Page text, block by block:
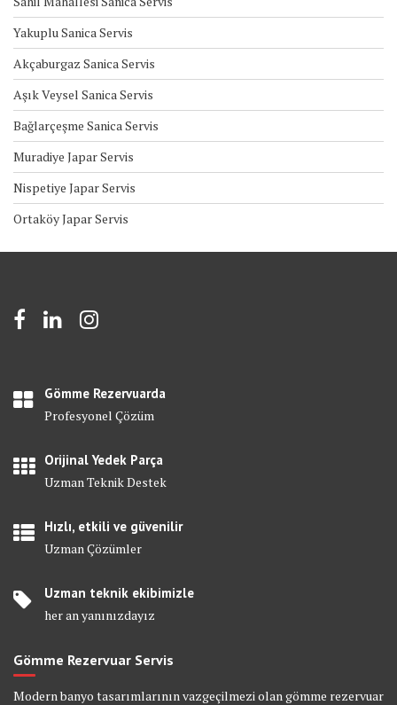
Yakuplu Sanica Servis
Akçaburgaz Sanica Servis
Aşık Veysel Sanica Servis
Bağlarçeşme Sanica Servis
Muradiye Japar Servis
Nispetiye Japar Servis
Ortaköy Japar Servis
Gömme Rezervuarda
Profesyonel Çözüm
Orijinal Yedek Parça
Uzman Teknik Destek
Hızlı, etkili ve güvenilir
Uzman Çözümler
Uzman teknik ekibimizle
her an yanınızdayız
Gömme Rezervuar Servis
Modern banyo tasarımlarının vazgeçilmezi olan gömme rezervuar